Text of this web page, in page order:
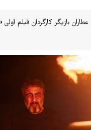
عطاران بازیگر کارگردان فیلم